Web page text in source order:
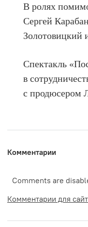
В ролях
Сергей
Золотовицкий
Спектакль
в
с продюсером
Комментарии
Comments are
Комментарии для